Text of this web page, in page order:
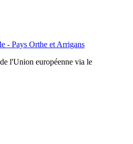
l'Union européenne via le